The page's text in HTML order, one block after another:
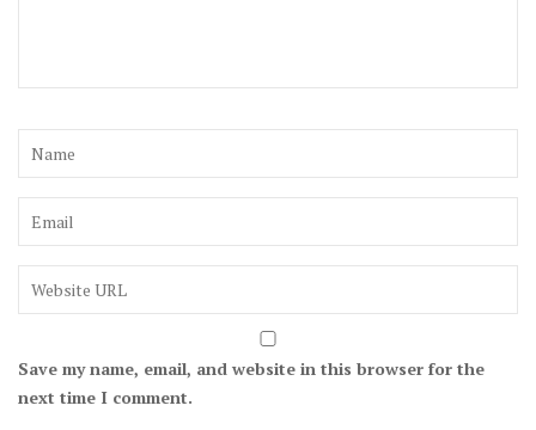
Save my name, email, and website in this browser for the
next time I comment.